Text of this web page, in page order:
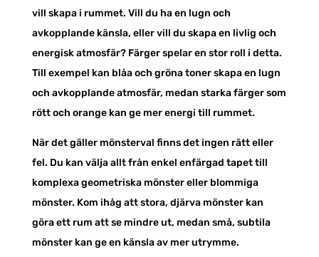
vill skapa i rummet. Vill du ha en lugn och
avkopplande känsla, eller vill du skapa en livlig och
energisk atmosfär? Färger spelar en stor roll i detta.
Till exempel kan blåa och gröna toner skapa en lugn
och avkopplande atmosfär, medan starka färger som
rött och orange kan ge mer energi till rummet.
När det gäller mönsterval finns det ingen rätt eller
fel. Du kan välja allt från enkel enfärgad tapet till
komplexa geometriska mönster eller blommiga
mönster. Kom ihåg att stora, djärva mönster kan
göra ett rum att se mindre ut, medan små, subtila
mönster kan ge en känsla av mer utrymme.